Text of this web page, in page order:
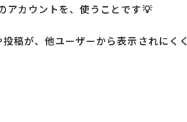
アカウントを、使うことです💡
稿が、他ユーザーから表示されにくく